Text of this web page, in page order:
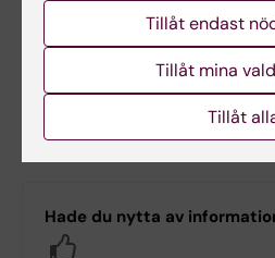
Nämn en sak som är
Studiemiljön är top
pedagogiska och det
utbytesstudier.
Hade du nytta av
Tillåt endast
Tillåt mina
Tillåt